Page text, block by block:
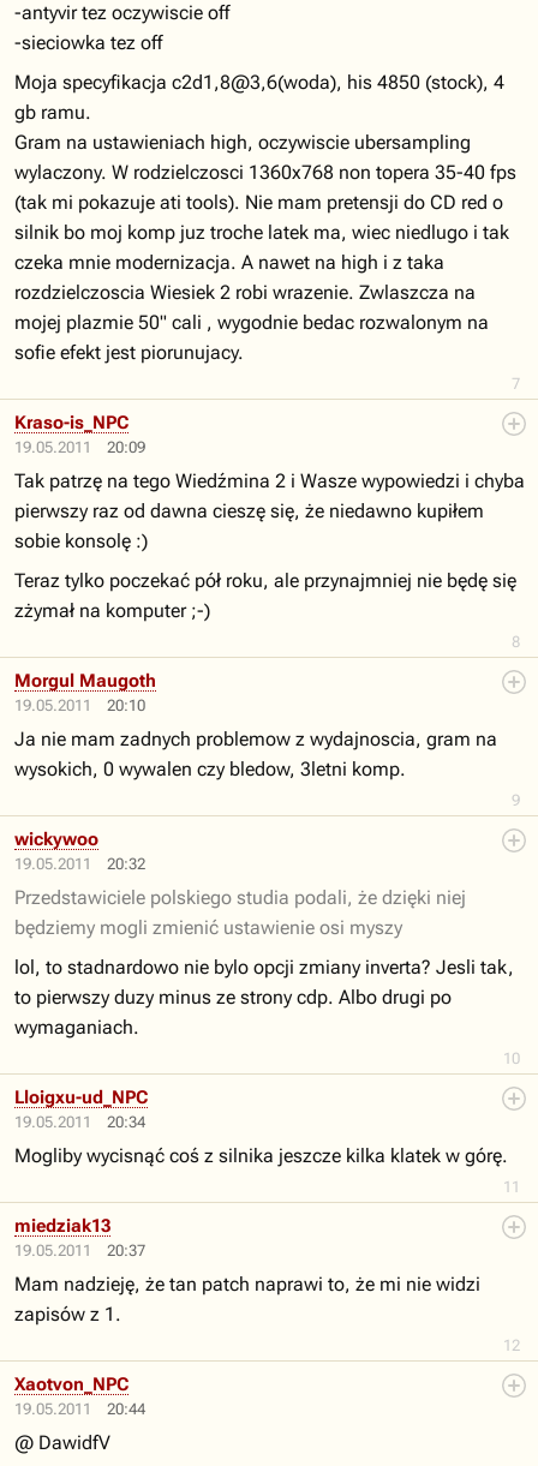
7
-antyvir tez oczywiscie off
-sieciowka tez off
Moja specyfikacja c2d1,8@3,6(woda), his 4850 (stock), 4
gb ramu.
Gram na ustawieniach high, oczywiscie ubersampling
wylaczony. W rodzielczosci 1360x768 non topera 35-40 fps
(tak mi pokazuje ati tools). Nie mam pretensji do CD red o
silnik bo moj komp juz troche latek ma, wiec niedlugo i tak
czeka mnie modernizacja. A nawet na high i z taka
rozdzielczoscia Wiesiek 2 robi wrazenie. Zwlaszcza na
mojej plazmie 50" cali , wygodnie bedac rozwalonym na
sofie efekt jest piorunujacy.
19.05.2011 20:09
8
Kraso-is_NPC
Tak patrzę na tego Wiedźmina 2 i Wasze wypowiedzi i chyba
pierwszy raz od dawna cieszę się, że niedawno kupiłem
sobie konsolę :)
Teraz tylko poczekać pół roku, ale przynajmniej nie będę się
zżymał na komputer ;-)
19.05.2011 20:10
9
Morgul Maugoth
Ja nie mam zadnych problemow z wydajnoscia, gram na
wysokich, 0 wywalen czy bledow, 3letni komp.
19.05.2011 20:32
10
wickywoo
Przedstawiciele polskiego studia podali, że dzięki niej
będziemy mogli zmienić ustawienie osi myszy
lol, to stadnardowo nie bylo opcji zmiany inverta? Jesli tak,
to pierwszy duzy minus ze strony cdp. Albo drugi po
wymaganiach.
19.05.2011 20:34
11
Lloigxu-ud_NPC
Mogliby wycisnąć coś z silnika jeszcze kilka klatek w górę.
19.05.2011 20:37
12
miedziak13
Mam nadzieję, że tan patch naprawi to, że mi nie widzi
zapisów z 1.
19.05.2011 20:44
Xaotvon_NPC
@ DawidfV